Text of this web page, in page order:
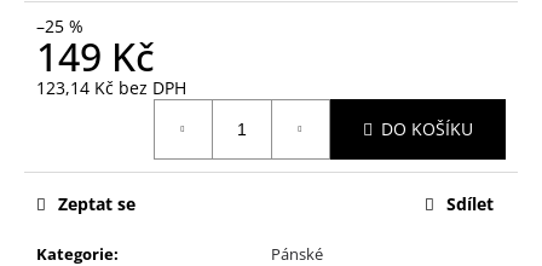
–25 %
149 Kč
123,14 Kč bez DPH
DO KOŠÍKU
Kategorie:
Pánské
Zeptat se Sdílet
e
m
e
-
TLAPKA
Kč